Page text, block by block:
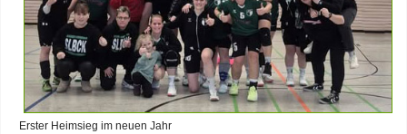
Erster Heimsieg im neuen Jahr